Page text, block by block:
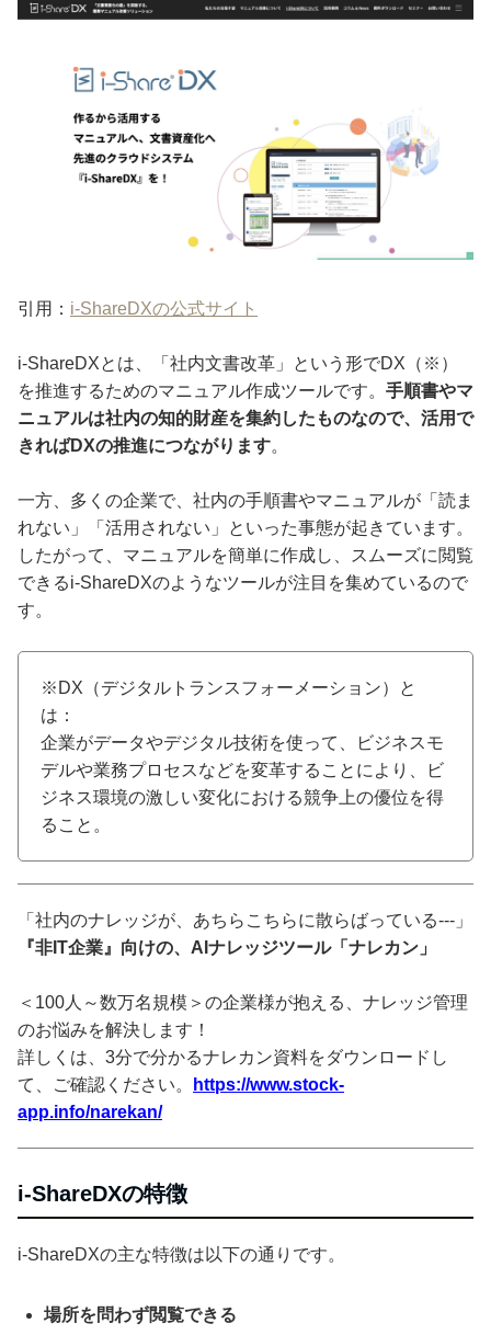
引用： i-ShareDXの公式サイト
i-ShareDXとは、「社内文書改革」という形でDX（※）
を推進するためのマニュアル作成ツールです。 手順書やマ
ニュアルは社内の知的財産を集約したものなので、活用で
きればDXの推進につながります。
一方、多くの企業で、社内の手順書やマニュアルが「読ま
れない」「活用されない」といった事態が起きています。
したがって、マニュアルを簡単に作成し、スムーズに閲覧
できるi-ShareDXのようなツールが注目を集めているので
す。
※DX（デジタルトランスフォーメーション）と
は：
企業がデータやデジタル技術を使って、ビジネスモ
デルや業務プロセスなどを変革することにより、ビ
ジネス環境の激しい変化における競争上の優位を得
ること。
「社内のナレッジが、あちらこちらに散らばっている---」
『非IT企業』向けの、AIナレッジツール「ナレカン」
＜100人～数万名規模＞の企業様が抱える、ナレッジ管理
のお悩みを解決します！
詳しくは、3分で分かるナレカン資料をダウンロードし
て、ご確認ください。
https://www.stock-
app.info/narekan/
i-ShareDXの特徴
i-ShareDXの主な特徴は以下の通りです。
場所を問わず閲覧できる